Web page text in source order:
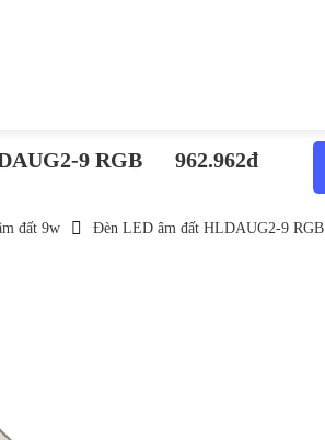
9 RGB 962.962đ
đất 9w Đèn LED âm đất HLDAUG2-9 RGB